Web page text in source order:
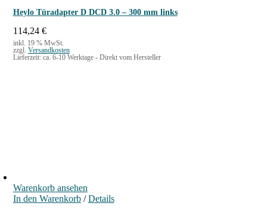
Heylo Türadapter D DCD 3.0 – 300 mm links
114,24 €
inkl. 19 % MwSt.
zzgl. Versandkosten
Lieferzeit: ca. 6-10 Werktage - Direkt vom Hersteller
Warenkorb ansehen
In den Warenkorb / Details